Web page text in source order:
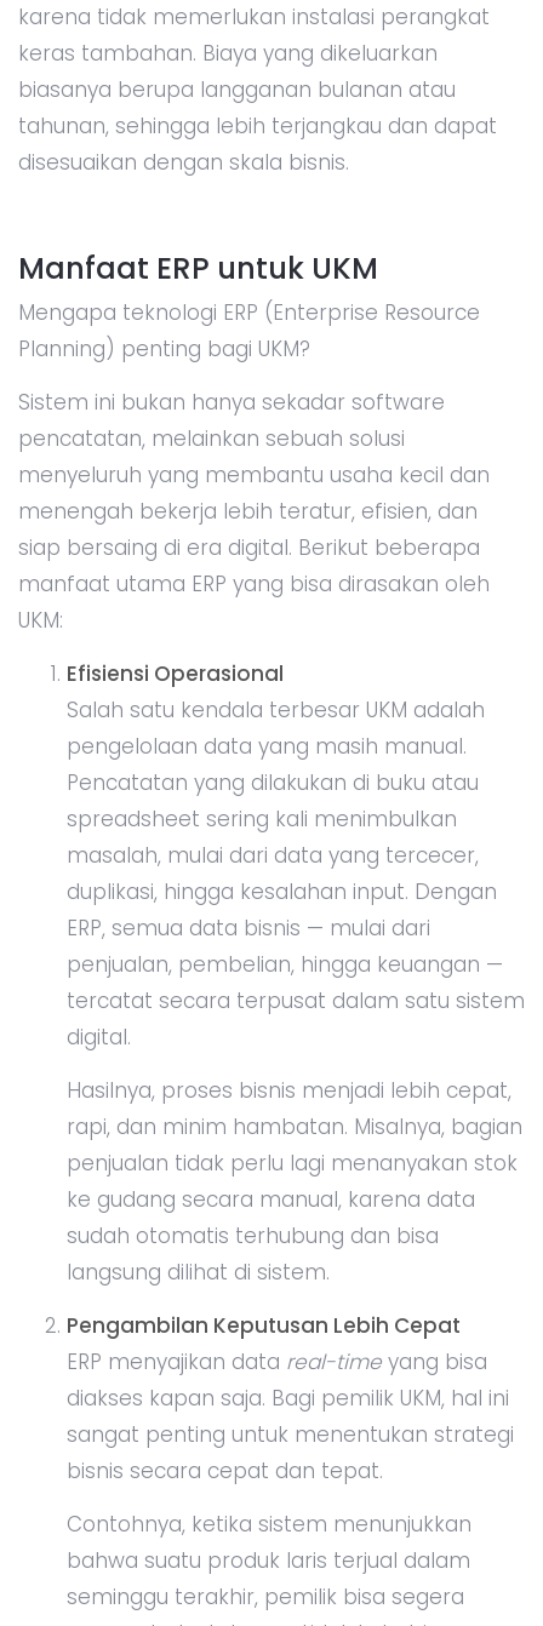
karena tidak memerlukan instalasi perangkat
keras tambahan. Biaya yang dikeluarkan
biasanya berupa langganan bulanan atau
tahunan, sehingga lebih terjangkau dan dapat
disesuaikan dengan skala bisnis.
Manfaat ERP untuk UKM
Mengapa teknologi ERP (Enterprise Resource
Planning) penting bagi UKM?
Sistem ini bukan hanya sekadar software
pencatatan, melainkan sebuah solusi
menyeluruh yang membantu usaha kecil dan
menengah bekerja lebih teratur, efisien, dan
siap bersaing di era digital. Berikut beberapa
manfaat utama ERP yang bisa dirasakan oleh
UKM:
Efisiensi Operasional
Salah satu kendala terbesar UKM adalah
pengelolaan data yang masih manual.
Pencatatan yang dilakukan di buku atau
spreadsheet sering kali menimbulkan
masalah, mulai dari data yang tercecer,
duplikasi, hingga kesalahan input. Dengan
ERP, semua data bisnis — mulai dari
penjualan, pembelian, hingga keuangan —
tercatat secara terpusat dalam satu sistem
digital.
Hasilnya, proses bisnis menjadi lebih cepat,
rapi, dan minim hambatan. Misalnya, bagian
penjualan tidak perlu lagi menanyakan stok
ke gudang secara manual, karena data
sudah otomatis terhubung dan bisa
langsung dilihat di sistem.
Pengambilan Keputusan Lebih Cepat
ERP menyajikan data real-time yang bisa
diakses kapan saja. Bagi pemilik UKM, hal ini
sangat penting untuk menentukan strategi
bisnis secara cepat dan tepat.
Contohnya, ketika sistem menunjukkan
bahwa suatu produk laris terjual dalam
seminggu terakhir, pemilik bisa segera